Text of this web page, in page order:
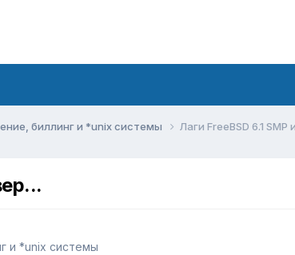
биллинг и *unix системы Лаги FreeBSD 6.1 SMP
и *unix системы